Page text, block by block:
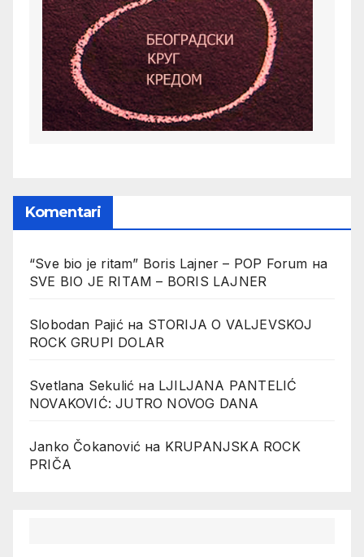
Komentari
“Sve bio je ritam” Boris Lajner – POP Forum на
SVE BIO JE RITAM – BORIS LAJNER
Slobodan Pajićна STORIJA O VALJEVSKOJ
ROCK GRUPI DOLAR
Svetlana Sekulić на LJILJANA PANTELIĆ
NOVAKOVIĆ: JUTRO NOVOG DANA
Janko Čokanović на KRUPANJSKA ROCK
PRIČA